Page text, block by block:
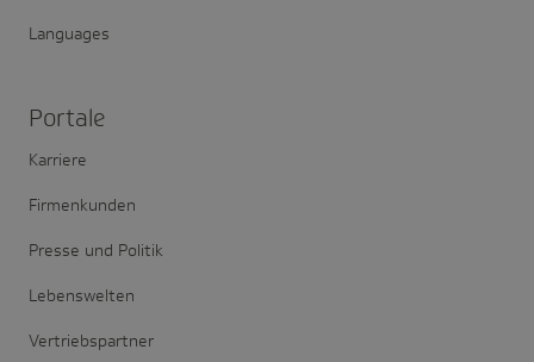
Languages
Portale
Karriere
Firmenkunden
Presse und Politik
Lebenswelten
Vertriebspartner